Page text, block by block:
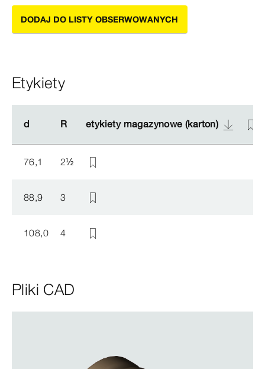
DODAJ DO LISTY OBSERWOWANYCH
Etykiety
d R etykiety magazynowe (karton)
d R etykiety magazynowe (karton)
76,1 2½
88,9 3
108,0 4
Pliki CAD